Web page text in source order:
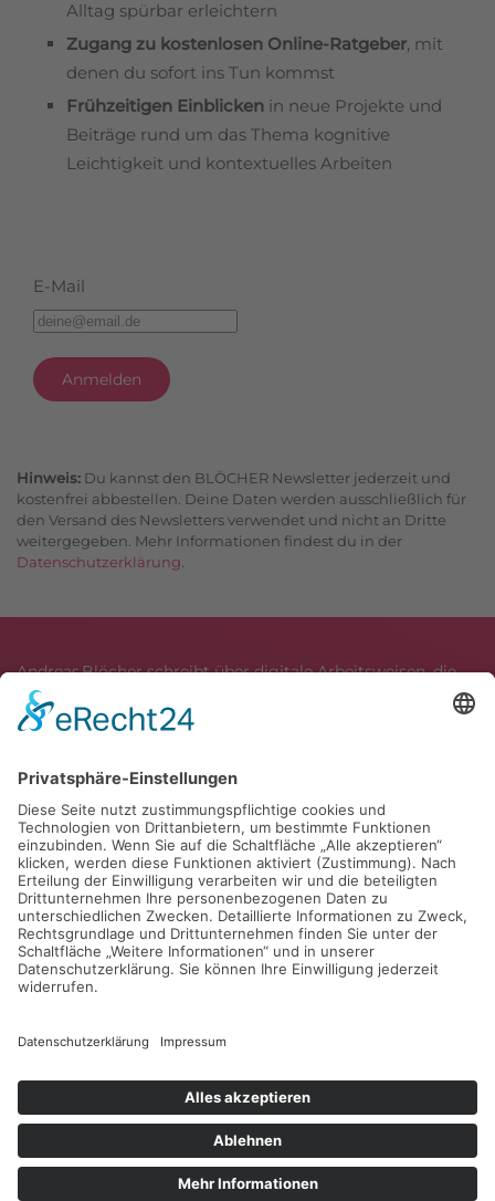
Alltag spürbar erleichtern
Zugang zu kostenlosen Online-Ratgeber, mit
denen du sofort ins Tun kommst
Frühzeitigen Einblicken in neue Projekte und
Beiträge rund um das Thema kognitive
Leichtigkeit und kontextuelles Arbeiten
E-Mail
Anmelden
Hinweis: Du kannst den BLÖCHER Newsletter jederzeit und
kostenfrei abbestellen. Deine Daten werden ausschließlich für
den Versand des Newsletters verwendet und nicht an Dritte
weitergegeben. Mehr Informationen findest du in der
Datenschutzerklärung
Andreas Blöcher schreibt über digitale Arbeitsweisen, die
Gedanken flüssig halten und Produktivität steigern. Im
Mittelpunkt stehen kognitive Leichtigkeit, klare Routinen
sowie das harmonische Zusammenspiel von
Workflow, der Fokus, Kreativität und Gelassenheit stärkt.
Kontakt:
Andreas Blöcher
An der Papiermühle 1
91166 Georgensgmünd
info@andreas-bloecher.de
Partner:
blöcher.marketing
© 2001-2026 Andreas Blöcher.
Alle Rechte vorbehalten.